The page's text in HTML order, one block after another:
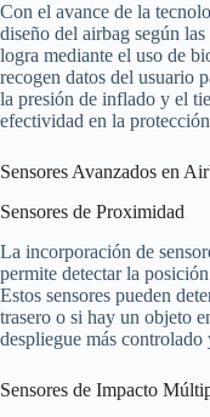
Con el avance de la
diseño del airbag según
logra mediante el uso de
recogen datos del usuario
la presión de inflado y el
efectividad en la
Sensores Avanzados en
Sensores de Proximidad
La incorporación de
permite detectar la
Estos sensores pueden
trasero o si hay un objeto
despliegue más controlado
Sensores de Impacto